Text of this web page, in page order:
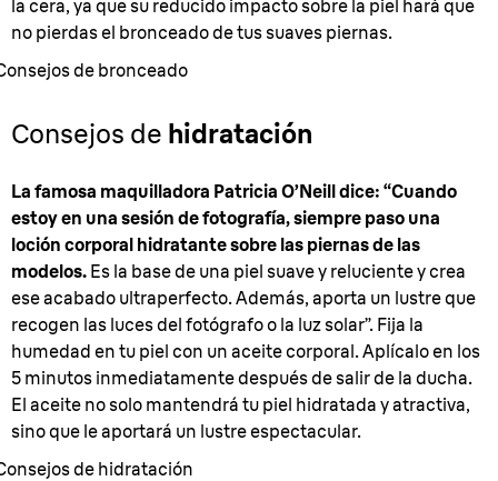
la cera, ya que su reducido impacto sobre la piel hará que
no pierdas el bronceado de tus suaves piernas.
de bronceado
Consejos de hidratación
La famosa maquilladora Patricia O’Neill dice: “Cuando
estoy en una sesión de fotografía, siempre paso una
loción corporal hidratante sobre las piernas de las
modelos. Es la base de una piel suave y reluciente y crea
ese acabado ultraperfecto. Además, aporta un lustre que
recogen las luces del fotógrafo o la luz solar”. Fija la
humedad en tu piel con un aceite corporal. Aplícalo en los
5 minutos inmediatamente después de salir de la ducha.
El aceite no solo mantendrá tu piel hidratada y atractiva,
sino que le aportará un lustre espectacular.
de hidratación